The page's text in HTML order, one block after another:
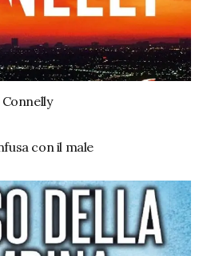
con il male